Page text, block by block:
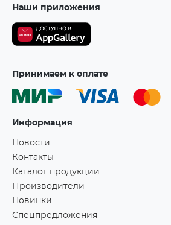
Наши приложения
Принимаем к оплате
Информация
Новости
Контакты
Каталог продукции
Производители
Новинки
Спецпредложения